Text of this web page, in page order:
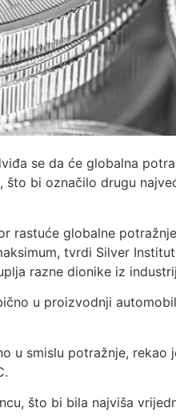
se da će globalna
što bi označilo drugu
rastuće globalne
tvrdi Silver
razne dionike iz
u proizvodnji
u smislu potražnje, rekao
što bi bila najviša